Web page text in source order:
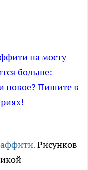
на мосту
больше:
новое? Пишите в
Рисунков